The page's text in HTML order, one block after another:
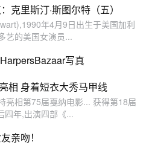
克里斯汀·斯图尔特（五）
年4月9日出生于美国加利
艺的美国女演员...
写真
相 身着短衣大秀马甲线
亮相第75届戛纳电影... 获得第18届
四年,出演四部《...
亲吻！